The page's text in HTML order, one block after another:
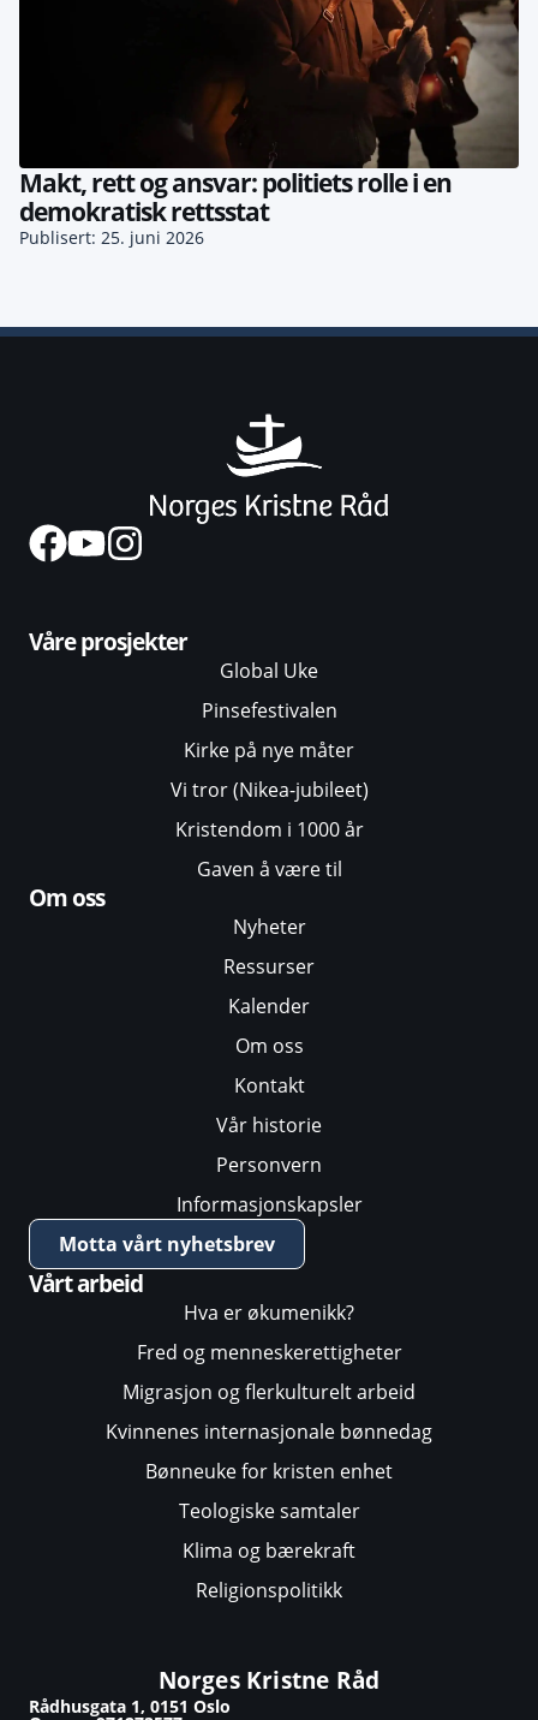
Makt, rett og ansvar: politiets rolle i en
demokratisk rettsstat
Publisert: 25. juni 2026
Våre prosjekter
Global Uke
Pinsefestivalen
Kirke på nye måter
Vi tror (Nikea-jubileet)
Kristendom i 1000 år
Gaven å være til
Om oss
Nyheter
Ressurser
Kalender
Om oss
Kontakt
Vår historie
Personvern
Informasjonskapsler
Motta vårt nyhetsbrev
Vårt arbeid
Hva er økumenikk?
Fred og menneskerettigheter
Migrasjon og flerkulturelt arbeid
Kvinnenes internasjonale bønnedag
Bønneuke for kristen enhet
Teologiske samtaler
Klima og bærekraft
Religionspolitikk
Norges Kristne Råd
Rådhusgata 1, 0151 Oslo